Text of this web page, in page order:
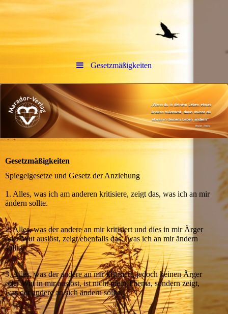
Gesetzmäßigkeiten
Gesetzmäßigkeiten
Spiegelgesetze und Gesetz der Anziehung
1. Alles, was ich am anderen kritisiere, zeigt das, was ich an mir
ändern sollte.
2. Alles, was der andere an mir kritisiert und dies in mir Ärger
oder Wut auslöst, zeigt ebenfalls das, was ich an mir ändern
sollte.
3. Alles, was der andere an mir kritisiert, jedoch keinen Ärger
oder Wut in mir auslöst, ist nicht mein Thema, sondern zeigt,
was der andere an sich ändern sollte.